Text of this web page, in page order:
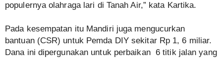
populernya olahraga lari di Tanah Air,” kata Kartika.
Pada kesempatan itu Mandiri juga mengucurkan
bantuan (CSR) untuk Pemda DIY sekitar Rp 1, 6 miliar.
Dana ini dipergunakan untuk perbaikan 6 titik jalan yang